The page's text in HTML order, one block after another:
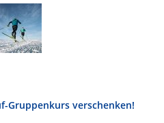
Gruppenkurs verschenken!